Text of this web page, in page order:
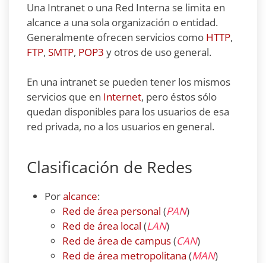
Una Intranet o una Red Interna se limita en
alcance a una sola organización o entidad.
Generalmente ofrecen servicios como HTTP,
FTP, SMTP, POP3 y otros de uso general.
En una intranet se pueden tener los mismos
servicios que en Internet, pero éstos sólo
quedan disponibles para los usuarios de esa
red privada, no a los usuarios en general.
Clasificación de Redes
Poralcance:
Red de área personal (PAN)
Red de área local (LAN)
Red de área de campus(CAN)
Red de área metropolitana (MAN)